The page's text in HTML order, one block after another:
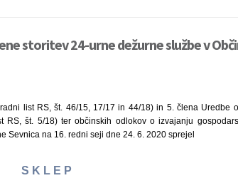
storitev 24-urne dežurne službe v
list RS, št. 46/15, 17/17 in 44/18) in 5. člena Uredbe
RS, št. 5/18) ter občinskih odlokov o izvajanju
Sevnica na 16. redni seji dne 24. 6. 2020 sprejel
S K L E P